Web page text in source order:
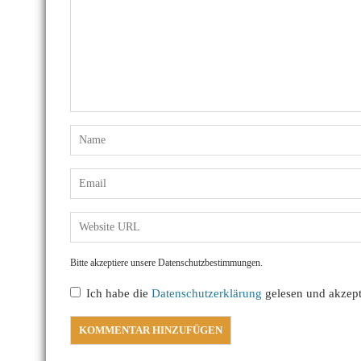
Bitte akzeptiere unsere Datenschutzbestimmungen.
Ich habe die Datenschutzerklärung gelesen und